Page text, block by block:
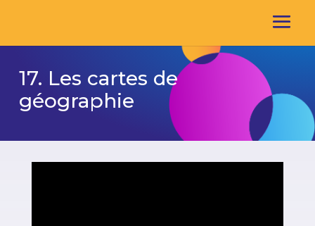
17. Les cartes de
géographie